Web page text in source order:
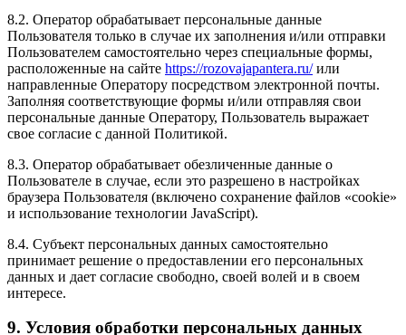
8.2. Оператор обрабатывает персональные данные
Пользователя только в случае их заполнения и/или отправки
Пользователем самостоятельно через специальные формы,
расположенные на сайте https://rozovajapantera.ru/или
направленные Оператору посредством электронной почты.
Заполняя соответствующие формы и/или отправляя свои
персональные данные Оператору, Пользователь выражает
свое согласие с данной Политикой.
8.3. Оператор обрабатывает обезличенные данные о
Пользователе в случае, если это разрешено в настройках
браузера Пользователя (включено сохранение файлов «cookie»
и использование технологии JavaScript).
8.4. Субъект персональных данных самостоятельно
принимает решение о предоставлении его персональных
данных и дает согласие свободно, своей волей и в своем
интересе.
9. Условия обработки персональных данных